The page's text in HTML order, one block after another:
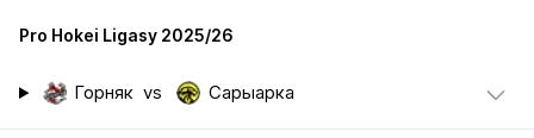
Pro Hokei Ligasy 2025/26
Горняк vs Сарыарка